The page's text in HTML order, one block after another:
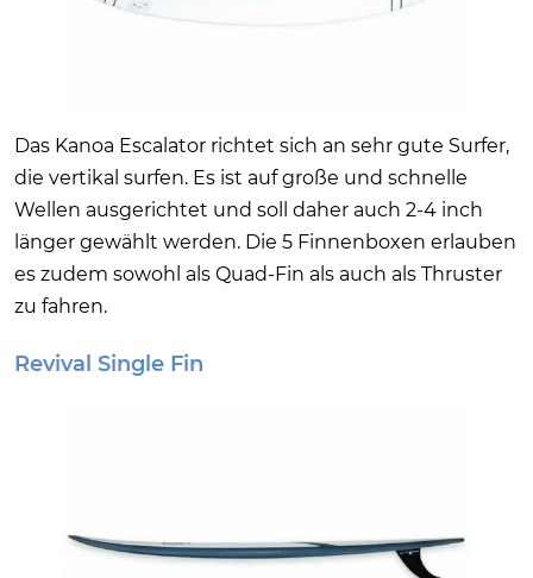
Das Kanoa Escalator richtet sich an sehr gute Surfer,
die vertikal surfen. Es ist auf große und schnelle
Wellen ausgerichtet und soll daher auch 2-4 inch
länger gewählt werden. Die 5 Finnenboxen erlauben
es zudem sowohl als Quad-Fin als auch als Thruster
zu fahren.
Revival Single Fin